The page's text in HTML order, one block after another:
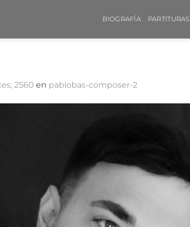
BIOGRAFÍA PARTITURAS
2560 en pablobas-composer-2